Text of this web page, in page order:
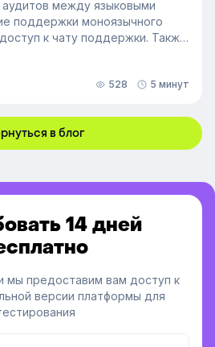
между языковыми
поддержки моноязычного
к чату поддержки. Также
данных по точному
528 5 минут
в блог
14 дней
мы предоставим вам доступ к
версии платформы для